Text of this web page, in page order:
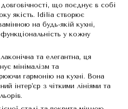
що поєднує в собі
якість. Idilia створює
на будь-якій кухні,
у кожну
та елегантна, ця
мінімалізм та
гармонію на кухні. Вона
інтер'єр з чіткими лініями та